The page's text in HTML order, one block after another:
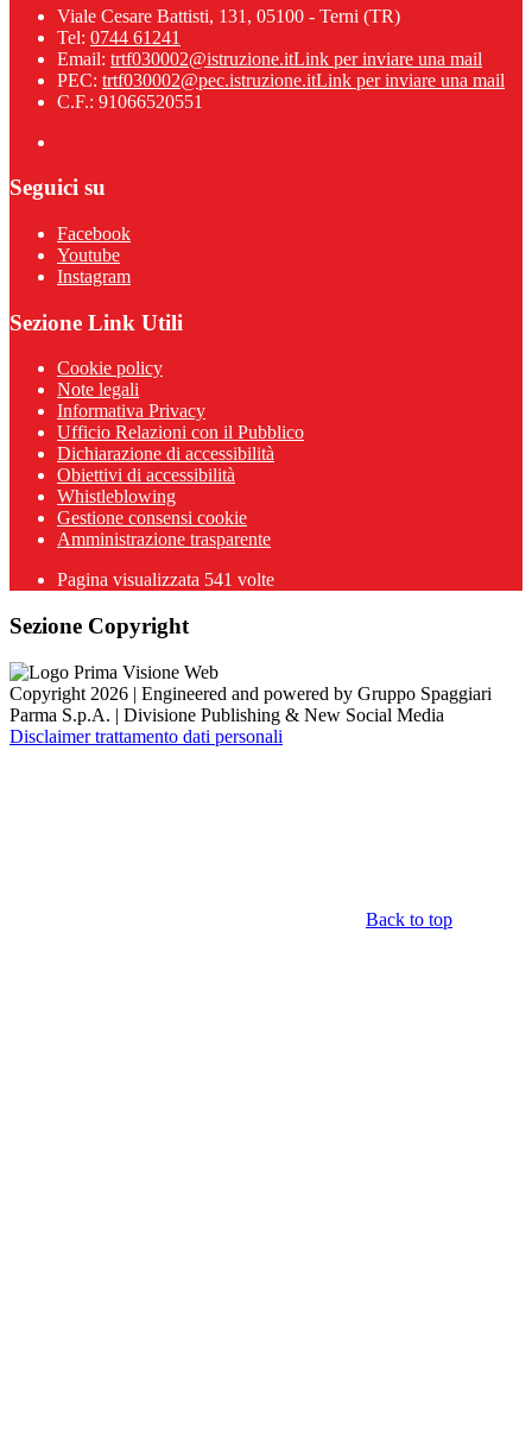
Viale Cesare Battisti, 131, 05100 - Terni (TR)
Tel: 0744 61241
Email: trtf030002@istruzione.itLink per inviare una mail
PEC: trtf030002@pec.istruzione.itLink per inviare una mail
C.F.: 91066520551
Seguici su
Facebook
Youtube
Instagram
Sezione Link Utili
Cookie policy
Note legali
Informativa Privacy
Ufficio Relazioni con il Pubblico
Dichiarazione di accessibilità
Obiettivi di accessibilità
Whistleblowing
Gestione consensi cookie
Amministrazione trasparente
Pagina visualizzata 541 volte
Sezione Copyright
Copyright 2026 | Engineered and powered by Gruppo Spaggiari
Parma S.p.A. | Divisione Publishing & New Social Media
Disclaimer trattamento dati personali
Back to top